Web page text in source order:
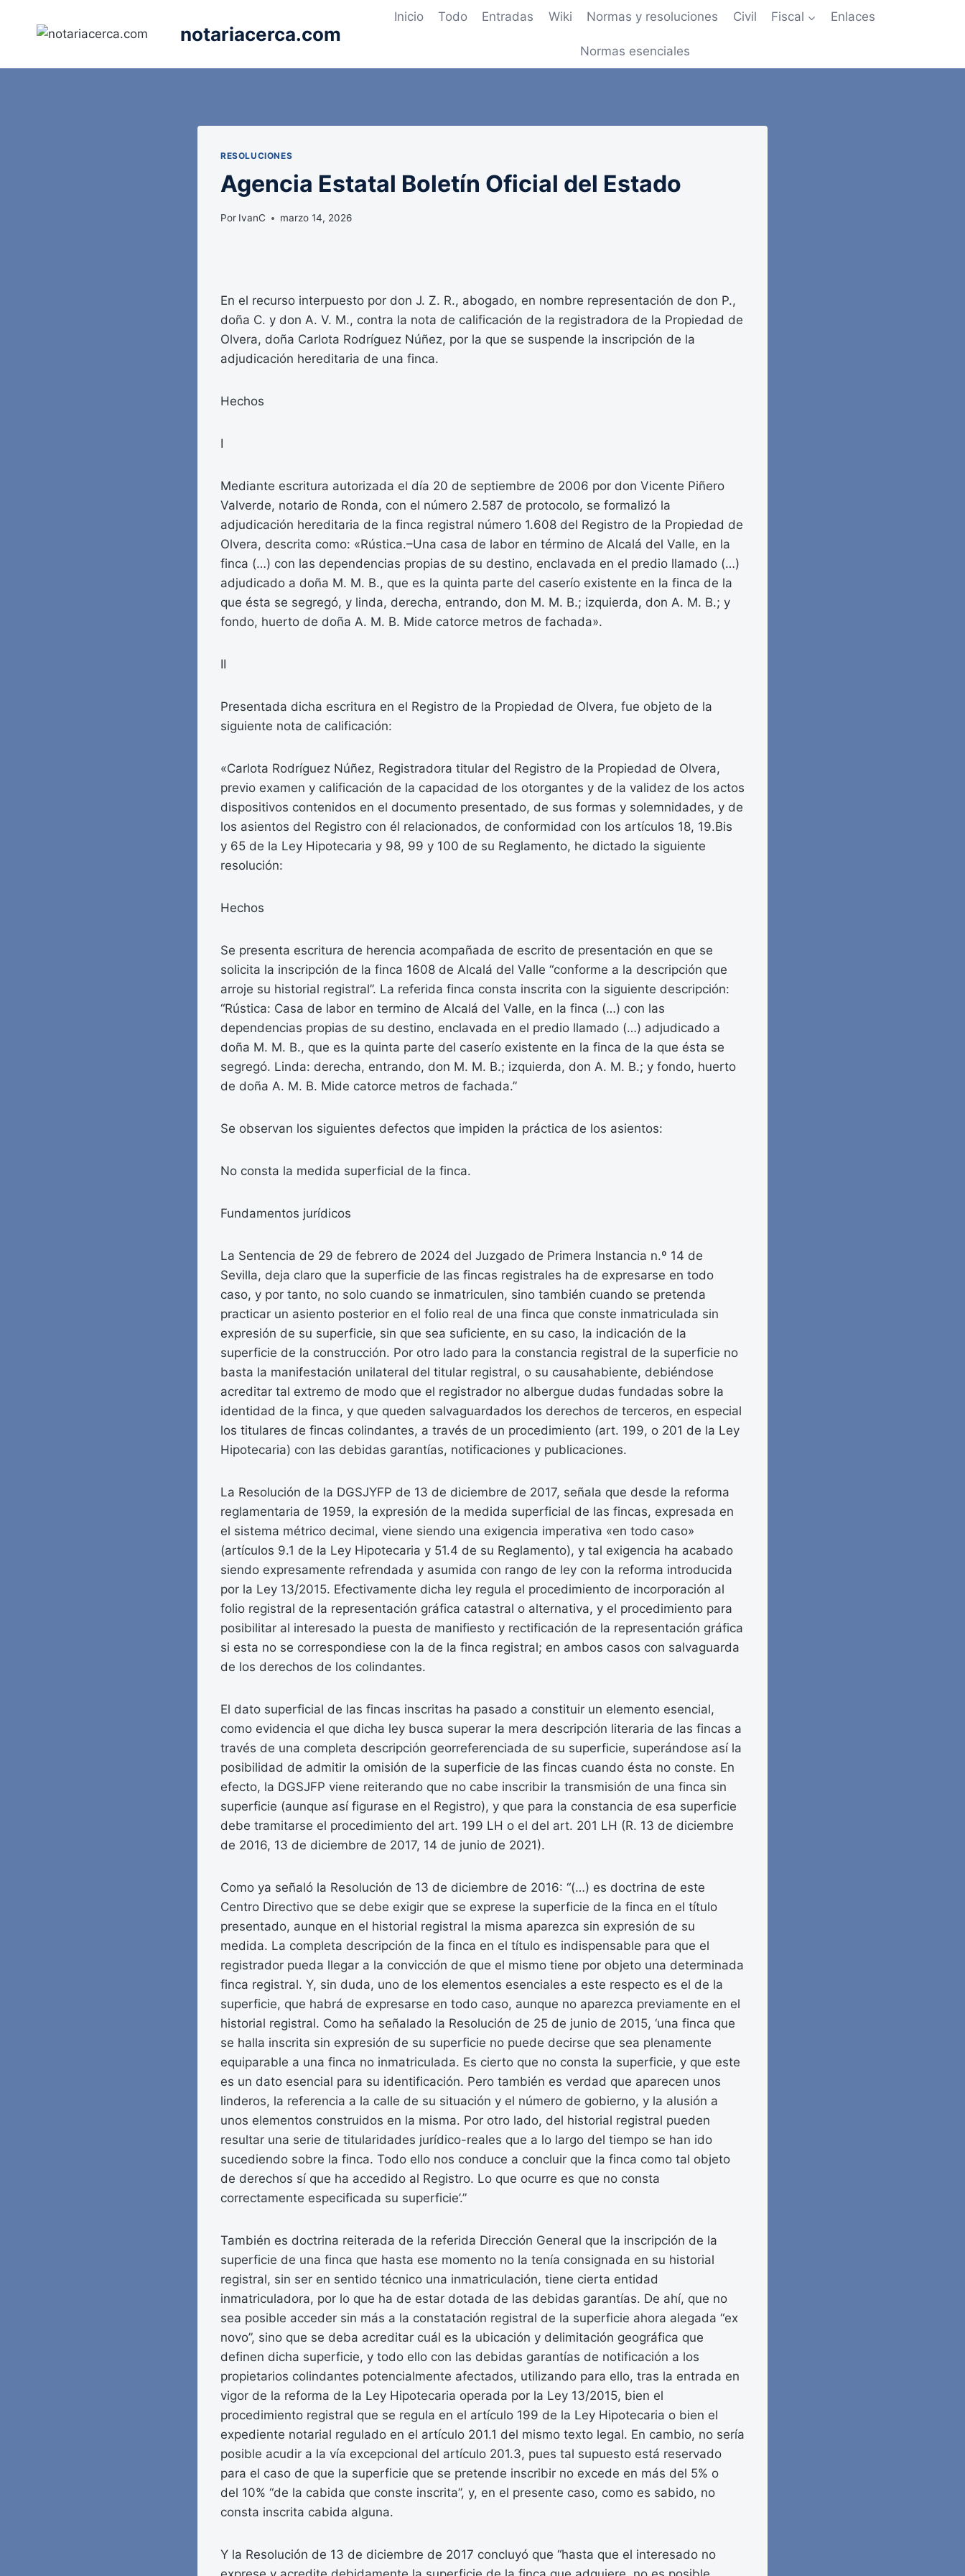
notariacerca.com
Inicio Todo Entradas Wiki Normas y resoluciones Civil Fiscal Enlaces
Normas esenciales
RESOLUCIONES
Agencia Estatal Boletín Oficial del Estado
Por IvanC marzo 14, 2026
En el recurso interpuesto por don J. Z. R., abogado, en nombre representación de don P.,
doña C. y don A. V. M., contra la nota de calificación de la registradora de la Propiedad de
Olvera, doña Carlota Rodríguez Núñez, por la que se suspende la inscripción de la
adjudicación hereditaria de una finca.
Hechos
I
Mediante escritura autorizada el día 20 de septiembre de 2006 por don Vicente Piñero
Valverde, notario de Ronda, con el número 2.587 de protocolo, se formalizó la
adjudicación hereditaria de la finca registral número 1.608 del Registro de la Propiedad de
Olvera, descrita como: «Rústica.–Una casa de labor en término de Alcalá del Valle, en la
finca (…) con las dependencias propias de su destino, enclavada en el predio llamado (…)
adjudicado a doña M. M. B., que es la quinta parte del caserío existente en la finca de la
que ésta se segregó, y linda, derecha, entrando, don M. M. B.; izquierda, don A. M. B.; y
fondo, huerto de doña A. M. B. Mide catorce metros de fachada».
II
Presentada dicha escritura en el Registro de la Propiedad de Olvera, fue objeto de la
siguiente nota de calificación:
«Carlota Rodríguez Núñez, Registradora titular del Registro de la Propiedad de Olvera,
previo examen y calificación de la capacidad de los otorgantes y de la validez de los actos
dispositivos contenidos en el documento presentado, de sus formas y solemnidades, y de
los asientos del Registro con él relacionados, de conformidad con los artículos 18, 19.Bis
y 65 de la Ley Hipotecaria y 98, 99 y 100 de su Reglamento, he dictado la siguiente
resolución:
Hechos
Se presenta escritura de herencia acompañada de escrito de presentación en que se
solicita la inscripción de la finca 1608 de Alcalá del Valle “conforme a la descripción que
arroje su historial registral”. La referida finca consta inscrita con la siguiente descripción:
“Rústica: Casa de labor en termino de Alcalá del Valle, en la finca (…) con las
dependencias propias de su destino, enclavada en el predio llamado (…) adjudicado a
doña M. M. B., que es la quinta parte del caserío existente en la finca de la que ésta se
segregó. Linda: derecha, entrando, don M. M. B.; izquierda, don A. M. B.; y fondo, huerto
de doña A. M. B. Mide catorce metros de fachada.”
Se observan los siguientes defectos que impiden la práctica de los asientos:
No consta la medida superficial de la finca.
Fundamentos jurídicos
La Sentencia de 29 de febrero de 2024 del Juzgado de Primera Instancia n.º 14 de
Sevilla, deja claro que la superficie de las fincas registrales ha de expresarse en todo
caso, y por tanto, no solo cuando se inmatriculen, sino también cuando se pretenda
practicar un asiento posterior en el folio real de una finca que conste inmatriculada sin
expresión de su superficie, sin que sea suficiente, en su caso, la indicación de la
superficie de la construcción. Por otro lado para la constancia registral de la superficie no
basta la manifestación unilateral del titular registral, o su causahabiente, debiéndose
acreditar tal extremo de modo que el registrador no albergue dudas fundadas sobre la
identidad de la finca, y que queden salvaguardados los derechos de terceros, en especial
los titulares de fincas colindantes, a través de un procedimiento (art. 199, o 201 de la Ley
Hipotecaria) con las debidas garantías, notificaciones y publicaciones.
La Resolución de la DGSJYFP de 13 de diciembre de 2017, señala que desde la reforma
reglamentaria de 1959, la expresión de la medida superficial de las fincas, expresada en
el sistema métrico decimal, viene siendo una exigencia imperativa «en todo caso»
(artículos 9.1 de la Ley Hipotecaria y 51.4 de su Reglamento), y tal exigencia ha acabado
siendo expresamente refrendada y asumida con rango de ley con la reforma introducida
por la Ley 13/2015. Efectivamente dicha ley regula el procedimiento de incorporación al
folio registral de la representación gráfica catastral o alternativa, y el procedimiento para
posibilitar al interesado la puesta de manifiesto y rectificación de la representación gráfica
si esta no se correspondiese con la de la finca registral; en ambos casos con salvaguarda
de los derechos de los colindantes.
El dato superficial de las fincas inscritas ha pasado a constituir un elemento esencial,
como evidencia el que dicha ley busca superar la mera descripción literaria de las fincas a
través de una completa descripción georreferenciada de su superficie, superándose así la
posibilidad de admitir la omisión de la superficie de las fincas cuando ésta no conste. En
efecto, la DGSJFP viene reiterando que no cabe inscribir la transmisión de una finca sin
superficie (aunque así figurase en el Registro), y que para la constancia de esa superficie
debe tramitarse el procedimiento del art. 199 LH o el del art. 201 LH (R. 13 de diciembre
de 2016, 13 de diciembre de 2017, 14 de junio de 2021).
Como ya señaló la Resolución de 13 de diciembre de 2016: “(…) es doctrina de este
Centro Directivo que se debe exigir que se exprese la superficie de la finca en el título
presentado, aunque en el historial registral la misma aparezca sin expresión de su
medida. La completa descripción de la finca en el título es indispensable para que el
registrador pueda llegar a la convicción de que el mismo tiene por objeto una determinada
finca registral. Y, sin duda, uno de los elementos esenciales a este respecto es el de la
superficie, que habrá de expresarse en todo caso, aunque no aparezca previamente en el
historial registral. Como ha señalado la Resolución de 25 de junio de 2015, ‘una finca que
se halla inscrita sin expresión de su superficie no puede decirse que sea plenamente
equiparable a una finca no inmatriculada. Es cierto que no consta la superficie, y que este
es un dato esencial para su identificación. Pero también es verdad que aparecen unos
linderos, la referencia a la calle de su situación y el número de gobierno, y la alusión a
unos elementos construidos en la misma. Por otro lado, del historial registral pueden
resultar una serie de titularidades jurídico-reales que a lo largo del tiempo se han ido
sucediendo sobre la finca. Todo ello nos conduce a concluir que la finca como tal objeto
de derechos sí que ha accedido al Registro. Lo que ocurre es que no consta
correctamente especificada su superficie’.”
También es doctrina reiterada de la referida Dirección General que la inscripción de la
superficie de una finca que hasta ese momento no la tenía consignada en su historial
registral, sin ser en sentido técnico una inmatriculación, tiene cierta entidad
inmatriculadora, por lo que ha de estar dotada de las debidas garantías. De ahí, que no
sea posible acceder sin más a la constatación registral de la superficie ahora alegada “ex
novo”, sino que se deba acreditar cuál es la ubicación y delimitación geográfica que
definen dicha superficie, y todo ello con las debidas garantías de notificación a los
propietarios colindantes potencialmente afectados, utilizando para ello, tras la entrada en
vigor de la reforma de la Ley Hipotecaria operada por la Ley 13/2015, bien el
procedimiento registral que se regula en el artículo 199 de la Ley Hipotecaria o bien el
expediente notarial regulado en el artículo 201.1 del mismo texto legal. En cambio, no sería
posible acudir a la vía excepcional del artículo 201.3, pues tal supuesto está reservado
para el caso de que la superficie que se pretende inscribir no excede en más del 5% o
del 10% “de la cabida que conste inscrita”, y, en el presente caso, como es sabido, no
consta inscrita cabida alguna.
Y la Resolución de 13 de diciembre de 2017 concluyó que “hasta que el interesado no